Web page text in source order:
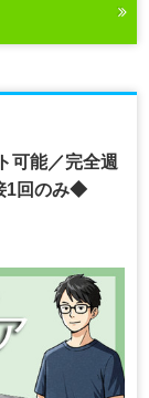
可能／完全週
1回のみ◆